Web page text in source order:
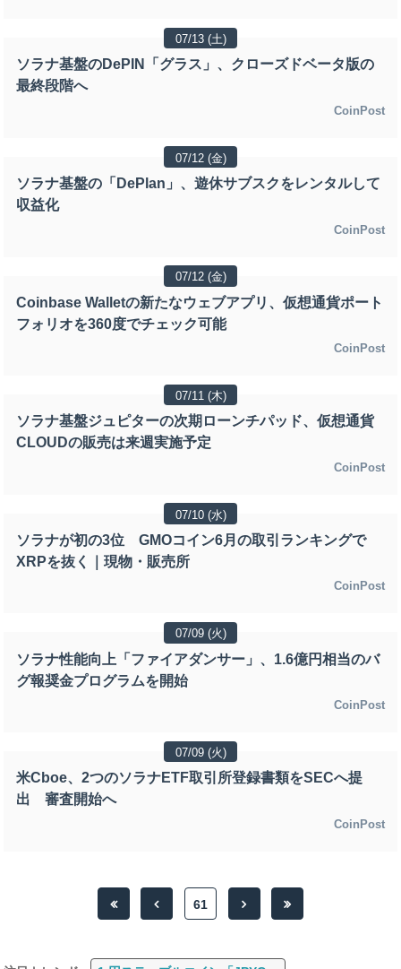
07/13 (土)
ソラナ基盤のDePIN「グラス」、クローズドベータ版の
最終段階へ
CoinPost
07/12 (金)
ソラナ基盤の「DePlan」、遊休サブスクをレンタルして
収益化
CoinPost
07/12 (金)
Coinbase Walletの新たなウェブアプリ、仮想通貨ポート
フォリオを360度でチェック可能
CoinPost
07/11 (木)
ソラナ基盤ジュピターの次期ローンチパッド、仮想通貨
CLOUDの販売は来週実施予定
CoinPost
07/10 (水)
ソラナが初の3位 GMOコイン6月の取引ランキングで
XRPを抜く｜現物・販売所
CoinPost
07/09 (火)
ソラナ性能向上「ファイアダンサー」、1.6億円相当のバ
グ報奨金プログラムを開始
CoinPost
07/09 (火)
米Cboe、2つのソラナETF取引所登録書類をSECへ提
出 審査開始へ
CoinPost
61